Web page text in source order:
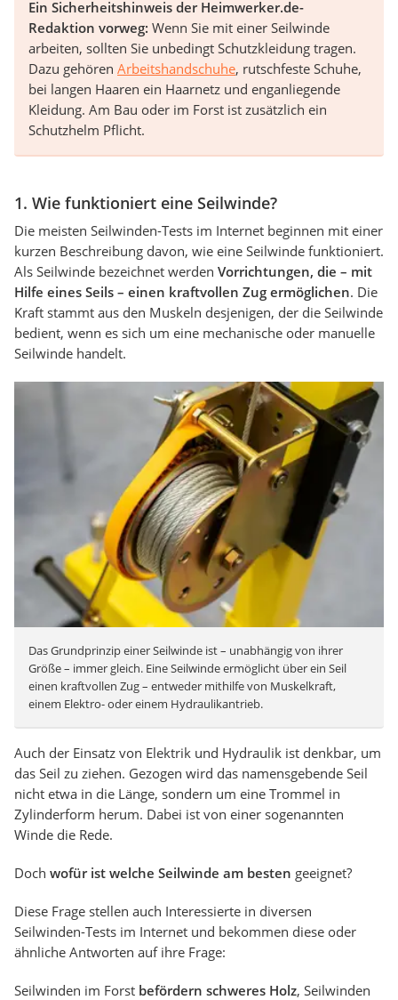
Ein Sicherheitshinweis der Heimwerker.de-
Redaktion vorweg: Wenn Sie mit einer Seilwinde
arbeiten, sollten Sie unbedingt Schutzkleidung tragen.
Dazu gehören Arbeitshandschuhe, rutschfeste Schuhe,
bei langen Haaren ein Haarnetz und enganliegende
Kleidung. Am Bau oder im Forst ist zusätzlich ein
Schutzhelm Pflicht.
1. Wie funktioniert eine Seilwinde?
Die meisten Seilwinden-Tests im Internet beginnen mit einer
kurzen Beschreibung davon, wie eine Seilwinde funktioniert.
Als Seilwinde bezeichnet werden Vorrichtungen, die – mit
Hilfe eines Seils – einen kraftvollen Zug ermöglichen. Die
Kraft stammt aus den Muskeln desjenigen, der die Seilwinde
bedient, wenn es sich um eine mechanische oder manuelle
Seilwinde handelt.
Das Grundprinzip einer Seilwinde ist – unabhängig von ihrer
Größe – immer gleich. Eine Seilwinde ermöglicht über ein Seil
einen kraftvollen Zug – entweder mithilfe von Muskelkraft,
einem Elektro- oder einem Hydraulikantrieb.
Auch der Einsatz von Elektrik und Hydraulik ist denkbar, um
das Seil zu ziehen. Gezogen wird das namensgebende Seil
nicht etwa in die Länge, sondern um eine Trommel in
Zylinderform herum. Dabei ist von einer sogenannten
Winde die Rede.
Doch wofür ist welche Seilwinde am besten geeignet?
Diese Frage stellen auch Interessierte in diversen
Seilwinden-Tests im Internet und bekommen diese oder
ähnliche Antworten auf ihre Frage:
Seilwinden im Forst befördern schweres Holz, Seilwinden